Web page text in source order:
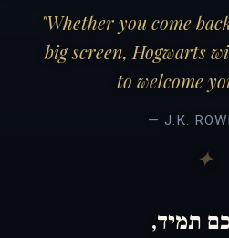
"Whether you come
big screen, Hogwarts
to welcome
— J.K.
תמיד,